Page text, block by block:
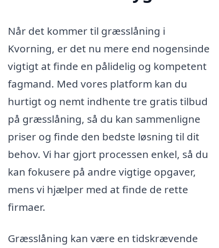
Når det kommer til græsslåning i
Kvorning, er det nu mere end nogensinde
vigtigt at finde en pålidelig og kompetent
fagmand. Med vores platform kan du
hurtigt og nemt indhente tre gratis tilbud
på græsslåning, så du kan sammenligne
priser og finde den bedste løsning til dit
behov. Vi har gjort processen enkel, så du
kan fokusere på andre vigtige opgaver,
mens vi hjælper med at finde de rette
firmaer.
Græsslåning kan være en tidskrævende